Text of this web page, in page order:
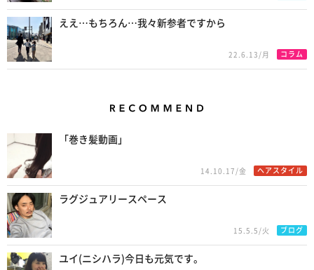
ええ…もちろん…我々新参者ですから
22.6.13/月 コラム
「巻き髪動画」
14.10.17/金 ヘアスタイル
ラグジュアリースペース
15.5.5/火 ブログ
ユイ(ニシハラ)今日も元気です。